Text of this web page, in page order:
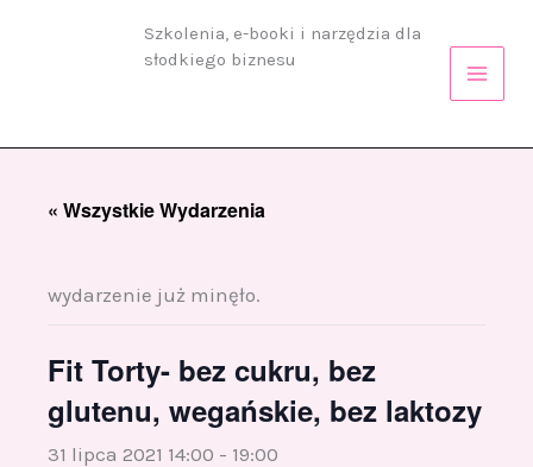
Szkolenia, e-booki i narzędzia dla
słodkiego biznesu
« Wszystkie Wydarzenia
wydarzenie już minęło.
Fit Torty- bez cukru, bez
glutenu, wegańskie, bez laktozy
31 lipca 2021 14:00 - 19:00